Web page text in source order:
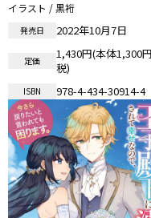
イラスト / 黒裄
発売日 2022年10月7日
定価
1,430円(本体1,300
税)
ISBN 978-4-434-30914-4